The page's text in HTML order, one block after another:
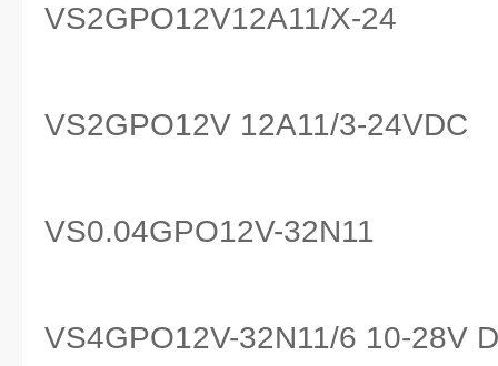
VS2GPO12V12A11/X-24
VS2GPO12V 12A11/3-24VDC
VS0.04GPO12V-32N11
VS4GPO12V-32N11/6 10-28V